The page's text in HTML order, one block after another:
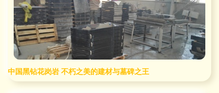
中国黑钻花岗岩 不朽之美的建材与墓碑之王